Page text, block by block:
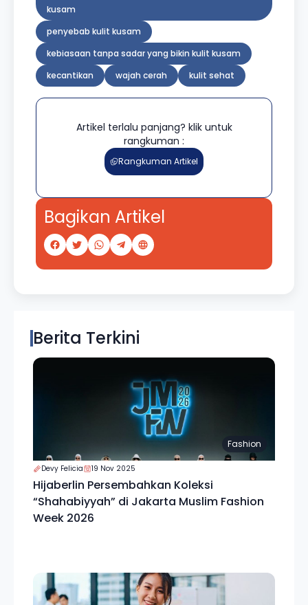
kusam
penyebab kulit kusam
kebiasaan tanpa sadar yang bikin kulit kusam
kecantikan
wajah cerah kulit sehat
Artikel terlalu panjang? klik untuk
rangkuman :
Rangkuman Artikel
Bagikan Artikel
Berita Terkini
Fashion
Devy Felicia 19 Nov 2025
Hijaberlin Persembahkan Koleksi
“Shahabiyyah” di Jakarta Muslim Fashion
Week 2026